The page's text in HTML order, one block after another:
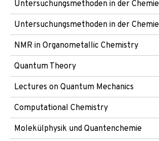
Untersuchungsmethoden in der Chemie
Untersuchungsmethoden in der Chemie
NMR in Organometallic Chemistry
Quantum Theory
Lectures on Quantum Mechanics
Computational Chemistry
Molekülphysik und Quantenchemie